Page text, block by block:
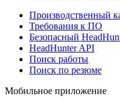
Производственный
Требования к ПО
Безопасный
HeadHunter API
Поиск работы
Поиск по резюме
Мобильное приложение